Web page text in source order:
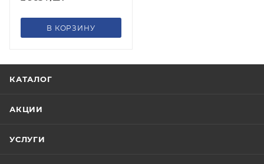
В КОРЗИНУ
КАТАЛОГ
АКЦИИ
УСЛУГИ